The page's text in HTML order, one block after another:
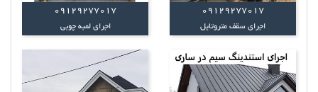
09129277017
اجرای سقف متروتایل
09129277017
اجرای لمبه چوبی